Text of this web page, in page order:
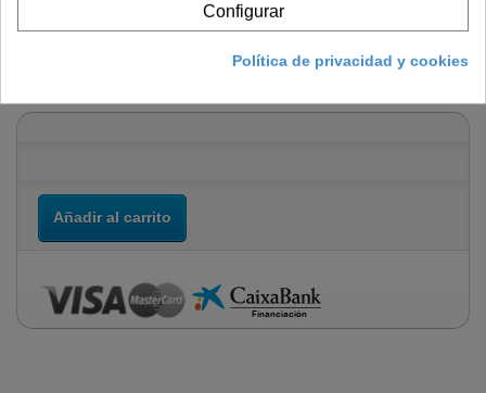
Referencia 871177
Añadir al carrito
Configurar
Política de privacidad y cookies